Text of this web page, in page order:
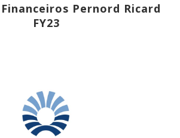
Pernord Ricard
FY23